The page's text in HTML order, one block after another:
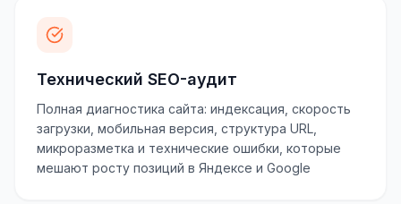
Технический SEO-аудит
Полная диагностика сайта: индексация, скорость
загрузки, мобильная версия, структура URL,
микроразметка и технические ошибки, которые
мешают росту позиций в Яндексе и Google